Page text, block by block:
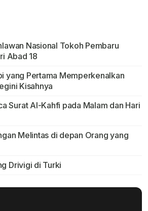
Nasional Tokoh Pembaru
Abad 18
yang Pertama Memperkenalkan
Kisahnya
Surat Al-Kahfi pada Malam dan Hari
Melintas di depan Orang yang
Drivigi di Turki